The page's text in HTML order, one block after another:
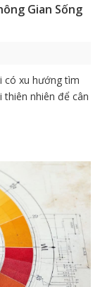
Gian Sống
có xu hướng tìm
thiên nhiên để cân